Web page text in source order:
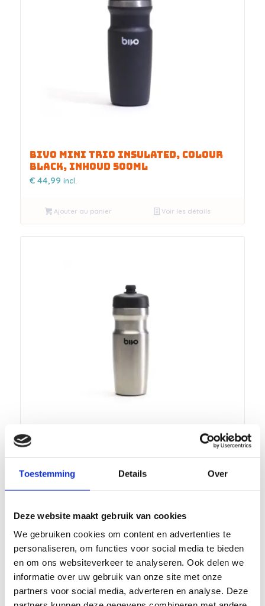
Toestemming Details Over
Deze website maakt gebruik van cookies
We gebruiken cookies om content en advertenties te
personaliseren, om functies voor social media te bieden
en om ons websiteverkeer te analyseren. Ook delen we
informatie over uw gebruik van onze site met onze
partners voor social media, adverteren en analyse. Deze
BIVO MINI TRIO INSULATED, COLOUR
BLACK, INHOUD 500ML
€44,99 incl.
Ajouter au panier Voir les détails
BIVO TRIO MINI INSULATED, COLOUR